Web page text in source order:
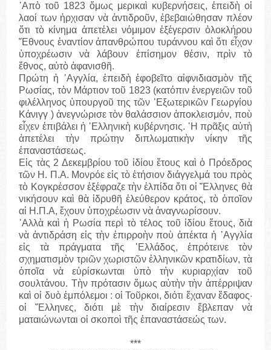
᾽Απὸ τοῦ 1823 ὅμως μερικαὶ κυβερνήσεις, ἐπειδὴ οἱ
λαοί των ἡρχισαν νὰ ἀντιδροῦν, ἐβεβαιώθησαν πλέον
ὅτι τὸ κίνημα ἀπετέλει νόμιμον ἐξέγερσιν ὁλοκλήρου
῎Εθνους ἐναντίον ἀπανθρώπου τυράννου καὶ ὅτι εἶχον
ὑποχρέωσιν νὰ λάβουν ἐπίσημον θέσιν, πρὶν τὸ
ἔθνος, αὐτὸ ἀφανισθῆ.
Πρώτη ἡ ᾽Αγγλία, ἐπειδὴ ἐφοβεῖτο αἰφνιδιασμὸν τῆς
Ρωσίας, τὸν Μάρτιον τοῦ 1823 (κατόπιν ἐνεργειῶν τοῦ
φιλέλληνος ὑπουργοῦ της τῶν ᾽Εξωτερικῶν Γεωργίου
Κάνιγγ ) ἀνεγνώρισε τὸν θαλάσσιον ἀποκλεισμόν, ποὺ
εἶχεν ἐπιβάλει ἡ ῾Ελληνικὴ κυβέρνησις. ῾Η πρᾶξις αὐτὴ
ἀπετέλει τὴν πρώτην διπλωματικὴν νίκην τῆς
ἐπαναστάσεως.
Εἰς τὰς 2 Δεκεμβρίου τοῦ ἰδίου ἔτους καὶ ὁ Πρόεδρος
τῶν Η. Π.Α. Μονρόε εἰς τὸ ἐτήσιον διάγγελμά του πρὸς
τὸ Κογκρέσσον ἐξέφραζε τὴν ἐλπίδα ὅτι οἱ ῞Ελληνες θὰ
νικήσουν καὶ θὰ ἱδρυθῆ ἐλεύθερον κράτος, τὸ ὁποῖον
αἱ Η.Π.Α, ἔχουν ὑποχρέωσιν νὰ ἀναγνωρίσουν.
᾽Αλλὰ καὶ ἡ Ρωσία περὶ τὸ τέλος τοῦ ἰδίου ἔτους, διὰ
νὰ ἀντιδράση εἰς τὴν ἐπιρροὴν ποὺ ἀπέκτα ἡ ᾽Αγγλία
εἰς τὰ πράγματα τῆς ῾Ελλάδος, ἐπρότεινε τὸν
σχηματισμὸν τριῶν χωριστῶν ἑλληνικῶν κρατιδίων, τὰ
ὁποῖα νὰ εὑρίσκωνται ὑπὸ τὴν κυριαρχίαν τοῦ
σουλτάνου. Τὴν πρότασιν ὅμως αὐτὴν τὴν ἀπέρριψαν
καὶ οἱ δυὸ ἐμπόλεμοι : οἱ Τοῦρκοι, διότι ἔχαναν ἔδαφος·
οἱ ῞Ελληνες, διότι μὲ τὴν διαίρεσιν ἔβλεπαν νὰ
ματαιώνωνται οἱ σκοποὶ τῆς ἐπαναστάσεώς των.
***